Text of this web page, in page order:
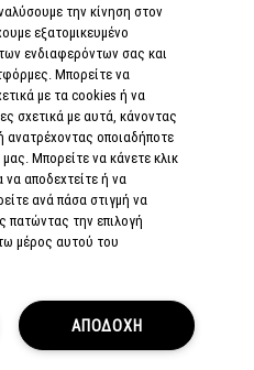
&
ΠΛΑΣΤΑ
την κίνηση στον
εξατομικευμένο
ενδιαφερόντων σας και
Μπορείτε να
με τα cookies ή να
σχετικά με αυτά, κάνοντας
ανατρέχοντας οποιαδήποτε
Μπορείτε να κάνετε κλικ
αποδεχτείτε ή να
ανά πάσα στιγμή να
πατώντας την επιλογή
μέρος αυτού του
ΑΠΟΔΟΧΗ